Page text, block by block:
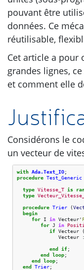
pouvant être
données. Ce
réutilisable,
Cet article a pour
grandes lignes,
et comment elle
Considérons le
un vecteur de
with Ada.Text_IO;
procedure Test_Generic
type Vitesse_T is
type
procedure Trier (
begin
for
I in Vecteur'
for J in
if Vecteur (
Vecteur
end
if;
end
loop;
end
loop;
end
Trier;